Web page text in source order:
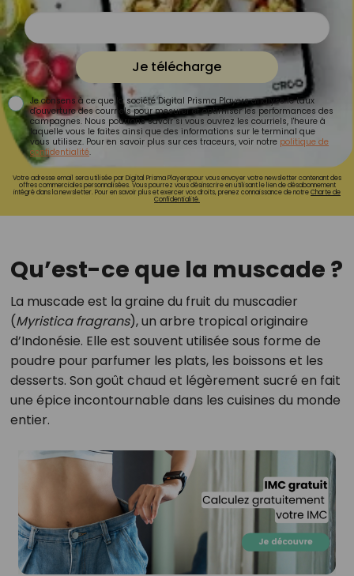
Je télécharge
Je consens à ce que la société Digital Prisma Players analyse le taux
d'ouverture des courriels pour mesurer et optimiser les performances des
campagnes. Nous pourrons savoir si vous ouvrez les courriels, l'heure à
laquelle vous le faites ainsi que des informations sur le terminal que
vous utilisez. Pour en savoir plus sur ces traceurs, voir notre politique de
confidentialité.
Votre adresse email sera utilisée par Digital Prisma Playerspour vous envoyer votre newsletter contenant des
offres commerciales personnalisées. Vous pourrez vous désinscrire en utilisant le lien de désabonnement
intégré dans la newsletter. Pour en savoir plus et exercer vos droits, prenez connaissance de notreCharte de
Confidentialité.
Qu’est-ce que la muscade ?
La muscade est la graine du fruit du muscadier
(Myristica fragrans), un arbre tropical originaire
d’Indonésie. Elle est souvent utilisée sous forme de
poudre pour parfumer les plats, les boissons et les
desserts. Son goût chaud et légèrement sucré en fait
une épice incontournable dans les cuisines du monde
entier.